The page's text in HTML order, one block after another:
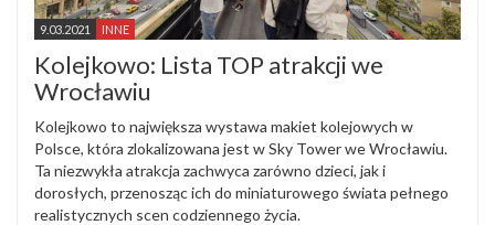
9.03.2021 INNE
Kolejkowo: Lista TOP atrakcji we
Wrocławiu
Kolejkowo to największa wystawa makiet kolejowych w
Polsce, która zlokalizowana jest w Sky Tower we Wrocławiu.
Ta niezwykła atrakcja zachwyca zarówno dzieci, jak i
dorosłych, przenosząc ich do miniaturowego świata pełnego
realistycznych scen codziennego życia.